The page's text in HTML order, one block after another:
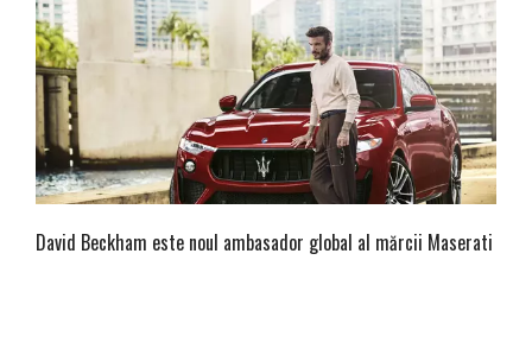
David Beckham este noul ambasador global al mărcii Maserati